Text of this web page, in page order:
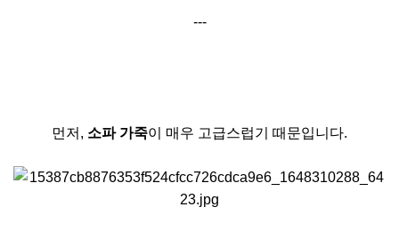
---
먼저, 소파 가죽이 매우 고급스럽기 때문입니다.